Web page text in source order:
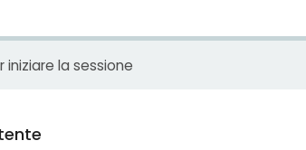
iniziare la sessione